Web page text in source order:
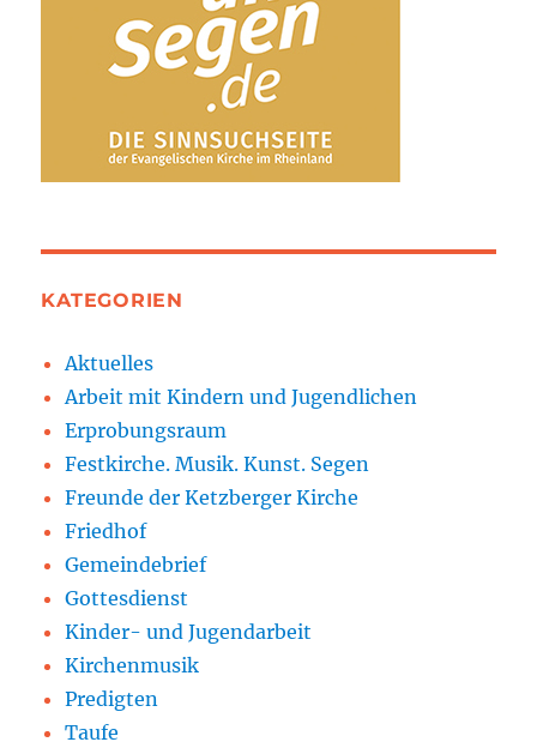
KATEGORIEN
Aktuelles
Arbeit mit Kindern und Jugendlichen
Erprobungsraum
Festkirche. Musik. Kunst. Segen
Freunde der Ketzberger Kirche
Friedhof
Gemeindebrief
Gottesdienst
Kinder- und Jugendarbeit
Kirchenmusik
Predigten
Taufe